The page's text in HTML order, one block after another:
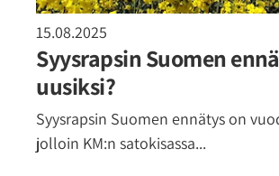
15.08.2025
Syysrapsin Suomen
uusiksi?
Syysrapsin Suomen ennätys on
jolloin KM:n satokisassa...